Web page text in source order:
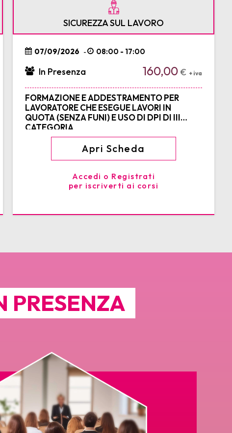
SICUREZZA SUL LAVORO
07/09/2026 - 08:00 - 17:00
160,00€ + iva
In Presenza
FORMAZIONE E ADDESTRAMENTO PER
LAVORATORE CHE ESEGUE LAVORI IN
QUOTA (SENZA FUNI) E USO DI DPI DI III
CATEGORIA
Apri Scheda
Accedi o Registrati
per iscriverti ai corsi
PRESENZA